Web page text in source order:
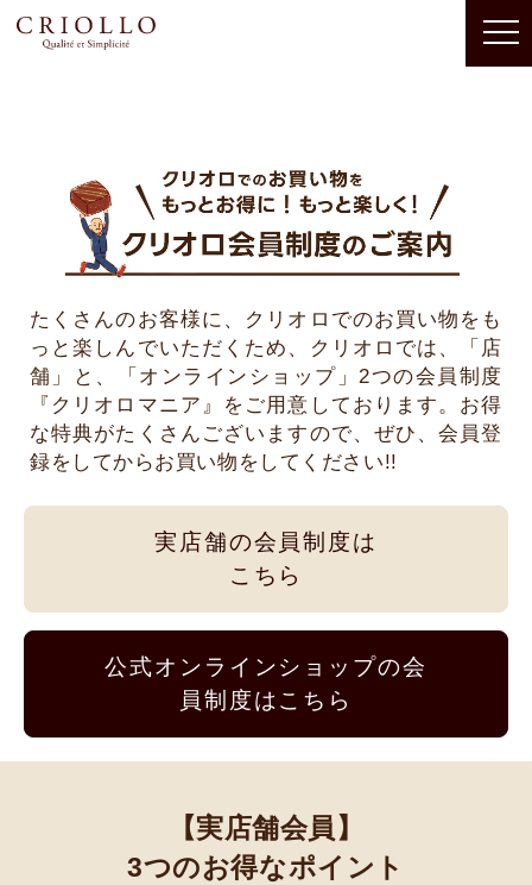
たくさんのお客様に、クリオロでのお買い物をも
っと楽しんでいただくため、クリオロでは、「店
舗」と、「オンラインショップ」2つの会員制度
『クリオロマニア』をご用意しております。お得
な特典がたくさんございますので、ぜひ、会員登
録をしてからお買い物をしてください!!
実店舗の会員制度は
こちら
公式オンラインショップの会
員制度はこちら
【実店舗会員】
3つのお得なポイント